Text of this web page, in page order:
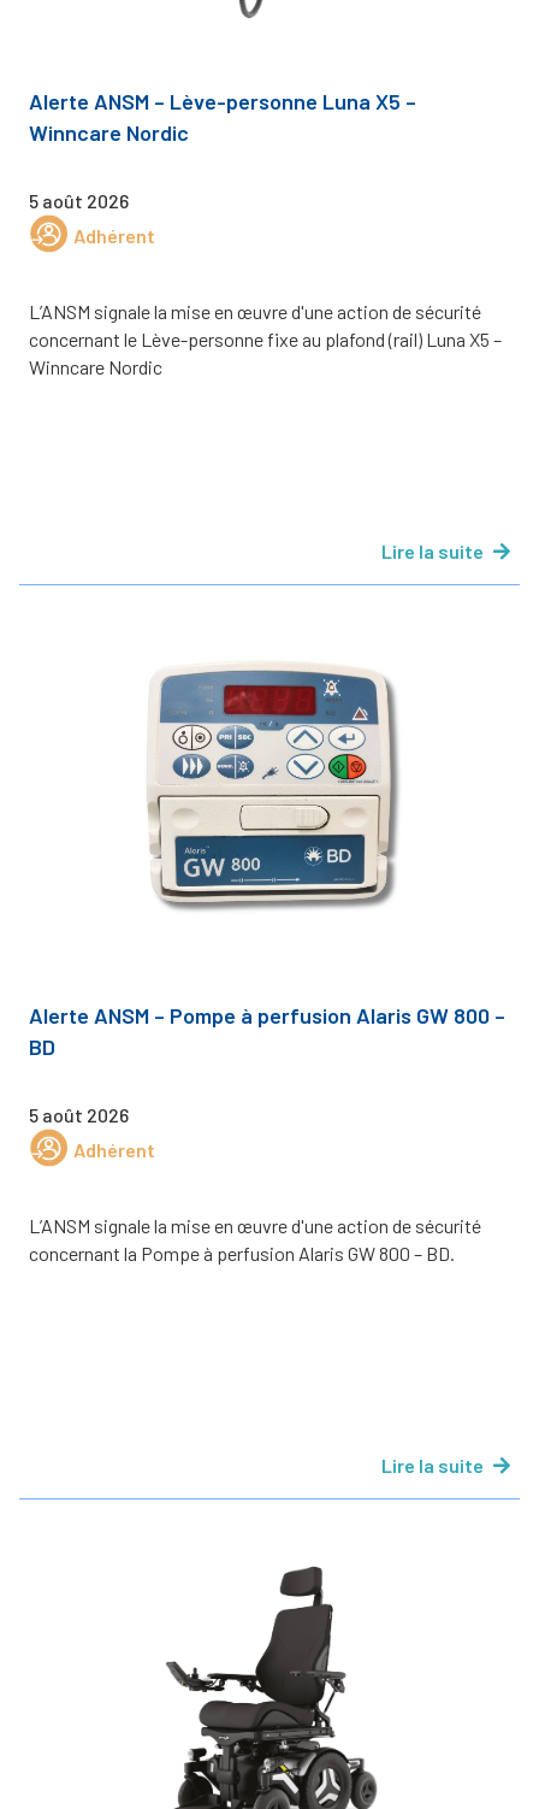
Alerte ANSM – Lève-personne Luna X5 –
Winncare Nordic
5 août 2026
Adhérent
L’ANSM signale la mise en œuvre d'une action de sécurité
concernant le Lève-personne fixe au plafond (rail) Luna X5 –
Winncare Nordic
Lire la suite
Alerte ANSM – Pompe à perfusion Alaris GW 800 –
BD
5 août 2026
Adhérent
L’ANSM signale la mise en œuvre d'une action de sécurité
concernant la Pompe à perfusion Alaris GW 800 – BD.
Lire la suite